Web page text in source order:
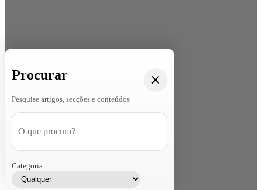
Procurar
Pesquise artigos, secções e conteúdos
Categoria: